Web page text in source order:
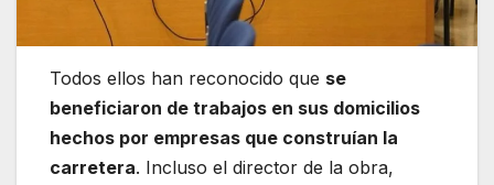
Todos ellos han reconocido que se
beneficiaron de trabajos en sus domicilios
hechos por empresas que construían la
carretera. Incluso el director de la obra,